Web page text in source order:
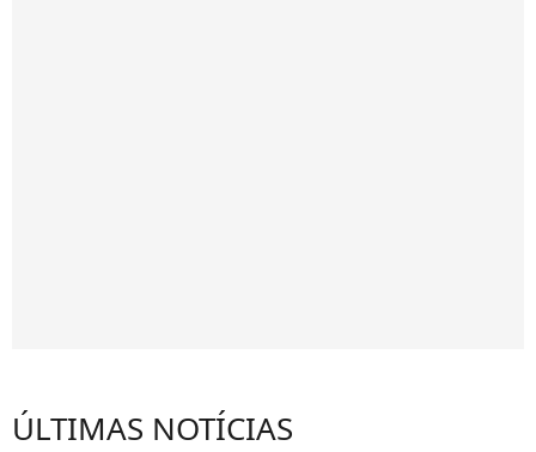
ÚLTIMAS NOTÍCIAS